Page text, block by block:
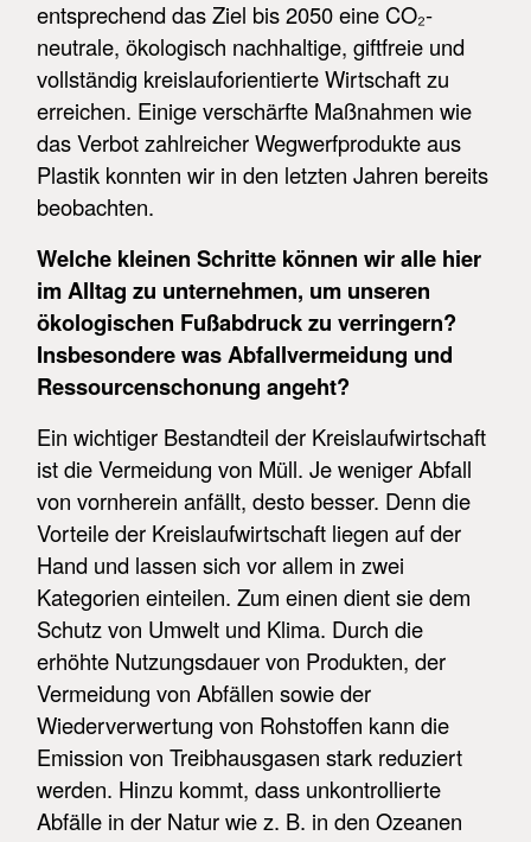
entsprechend das Ziel bis 2050 eine CO₂-
neutrale, ökologisch nachhaltige, giftfreie und
vollständig kreislauforientierte Wirtschaft zu
erreichen. Einige verschärfte Maßnahmen wie
das Verbot zahlreicher Wegwerfprodukte aus
Plastik konnten wir in den letzten Jahren bereits
beobachten.
Welche kleinen Schritte können wir alle hier
im Alltag zu unternehmen, um unseren
ökologischen Fußabdruck zu verringern?
Insbesondere was Abfallvermeidung und
Ressourcenschonung angeht?
Ein wichtiger Bestandteil der Kreislaufwirtschaft
ist die Vermeidung von Müll. Je weniger Abfall
von vornherein anfällt, desto besser. Denn die
Vorteile der Kreislaufwirtschaft liegen auf der
Hand und lassen sich vor allem in zwei
Kategorien einteilen. Zum einen dient sie dem
Schutz von Umwelt und Klima. Durch die
erhöhte Nutzungsdauer von Produkten, der
Vermeidung von Abfällen sowie der
Wiederverwertung von Rohstoffen kann die
Emission von Treibhausgasen stark reduziert
werden. Hinzu kommt, dass unkontrollierte
Abfälle in der Natur wie z. B. in den Ozeanen